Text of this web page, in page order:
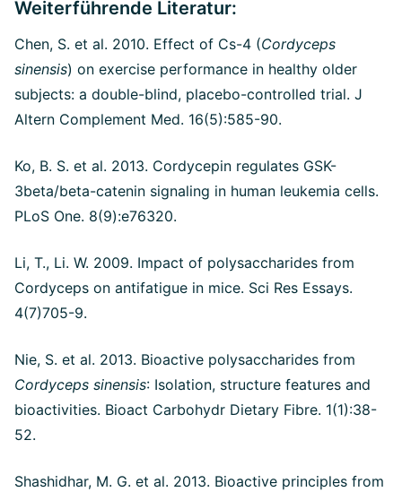
Weiterführende Literatur:
Chen, S. et al. 2010. Effect of Cs-4 (Cordyceps
sinensis) on exercise performance in healthy older
subjects: a double-blind, placebo-controlled trial. J
Altern Complement Med. 16(5):585-90.
Ko, B. S. et al. 2013. Cordycepin regulates GSK-
3beta/beta-catenin signaling in human leukemia cells.
PLoS One. 8(9):e76320.
Li, T., Li. W. 2009. Impact of polysaccharides from
Cordyceps on antifatigue in mice. Sci Res Essays.
4(7)705-9.
Nie, S. et al. 2013. Bioactive polysaccharides from
Cordyceps sinensis: Isolation, structure features and
bioactivities. Bioact Carbohydr Dietary Fibre. 1(1):38-
52.
Shashidhar, M. G. et al. 2013. Bioactive principles from